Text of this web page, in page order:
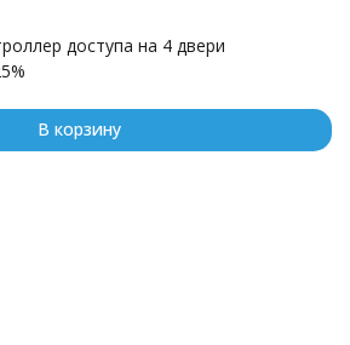
доступа на 4 двери
В корзину